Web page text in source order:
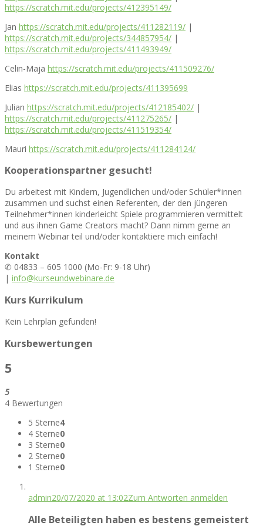
https://scratch.mit.edu/projects/412395149/
Jan https://scratch.mit.edu/projects/411282119/ |
https://scratch.mit.edu/projects/344857954/ |
https://scratch.mit.edu/projects/411493949/
Celin-Maja https://scratch.mit.edu/projects/411509276/
Elias https://scratch.mit.edu/projects/411395699
Julian https://scratch.mit.edu/projects/412185402/ |
https://scratch.mit.edu/projects/411275265/ |
https://scratch.mit.edu/projects/411519354/
Mauri https://scratch.mit.edu/projects/411284124/
Kooperationspartner gesucht!
Du arbeitest mit Kindern, Jugendlichen und/oder Schüler*innen
zusammen und suchst einen Referenten, der den jüngeren
Teilnehmer*innen kinderleicht Spiele programmieren vermittelt
und aus ihnen Game Creators macht? Dann nimm gerne an
meinem Webinar teil und/oder kontaktiere mich einfach!
Kontakt
✆ 04833 – 605 1000 (Mo-Fr: 9-18 Uhr)
| info@kurseundwebinare.de
Kurs Kurrikulum
Kein Lehrplan gefunden!
Kursbewertungen
5
5
4 Bewertungen
5 Sterne4
4 Sterne0
3 Sterne0
2 Sterne0
1 Sterne0
admin20/07/2020 at 13:02Zum Antworten anmelden
Alle Beteiligten haben es bestens gemeistert